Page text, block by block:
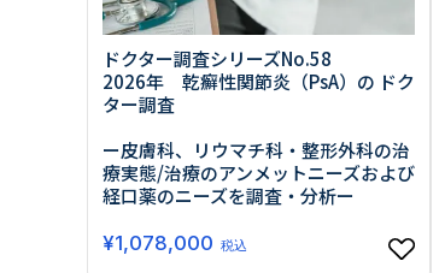
ドクター調査シリーズNo.58
2026年 乾癬性関節炎（PsA）の ドク
ター調査
ー皮膚科、リウマチ科・整形外科の治
療実態/治療のアンメットニーズおよび
経口薬のニーズを調査・分析ー
¥1,078,000 税込